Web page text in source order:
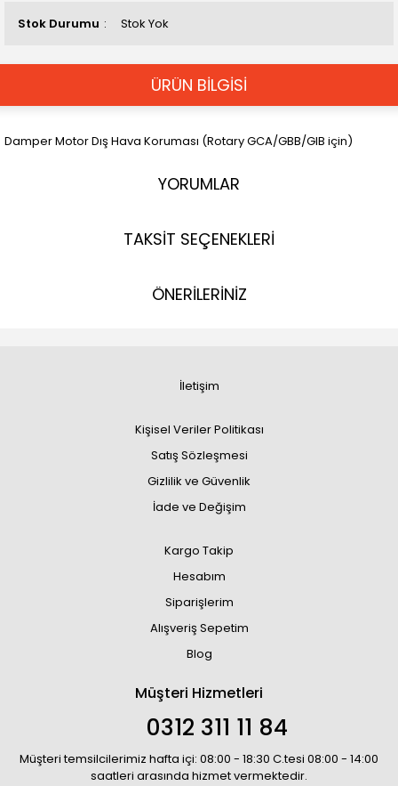
Stok Durumu Stok Yok
ÜRÜN BİLGİSİ
Damper Motor Dış Hava Koruması (Rotary GCA/GBB/GIB için)
YORUMLAR
TAKSİT SEÇENEKLERİ
ÖNERİLERİNİZ
İletişim
Kişisel Veriler Politikası
Satış Sözleşmesi
Gizlilik ve Güvenlik
İade ve Değişim
Kargo Takip
Hesabım
Siparişlerim
Alışveriş Sepetim
Blog
Müşteri Hizmetleri
0312 311 11 84
Müşteri temsilcilerimiz hafta içi: 08:00 - 18:30 C.tesi 08:00 - 14:00
saatleri arasında hizmet vermektedir.